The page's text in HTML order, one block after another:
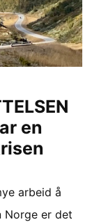
en
arbeid å
Norge er det